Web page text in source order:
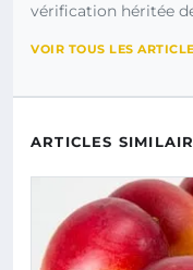
vérification héritée
VOIR TOUS LES
ARTICLES